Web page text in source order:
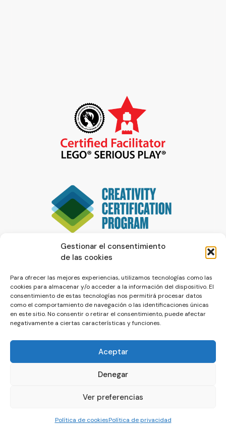
Gestionar el consentimiento
de las cookies
Para ofrecer las mejores experiencias, utilizamos tecnologías como las
cookies para almacenar y/o acceder a la información del dispositivo. El
consentimiento de estas tecnologías nos permitirá procesar datos
como el comportamiento de navegación o las identificaciones únicas
en este sitio. No consentir o retirar el consentimiento, puede afectar
negativamente a ciertas características y funciones.
Aceptar
Denegar
Ver preferencias
Política de cookiesPolítica de privacidad
© La Servilleta - El Blog de Paco Prieto
Política de cookiesPolítica de privacidad